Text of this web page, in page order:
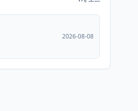
2026-08-08